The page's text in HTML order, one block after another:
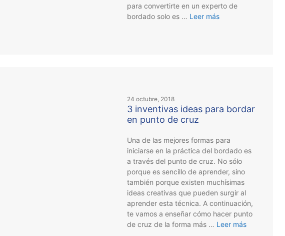
para convertirte en un experto de
bordado solo es … Leer más
24 octubre, 2018
3 inventivas ideas para bordar
en punto de cruz
Una de las mejores formas para
iniciarse en la práctica del bordado es
a través del punto de cruz. No sólo
porque es sencillo de aprender, sino
también porque existen muchísimas
ideas creativas que pueden surgir al
aprender esta técnica. A continuación,
te vamos a enseñar cómo hacer punto
de cruz de la forma más … Leer más